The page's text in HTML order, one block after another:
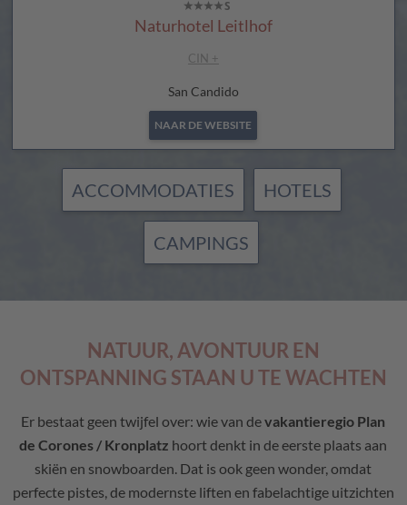
Naturhotel Leitlhof
CIN +
San Candido
NAAR DE WEBSITE
ACCOMMODATIES HOTELS
CAMPINGS
NATUUR, AVONTUUR EN
ONTSPANNING STAAN U TE WACHTEN
Er bestaat geen twijfel over: wie van devakantieregio Plan
de Corones / Kronplatz hoort denkt in de eerste plaats aan
skiën en snowboarden. Dat is ook geen wonder, omdat
perfecte pistes, de modernste liften en fabelachtige uitzichten